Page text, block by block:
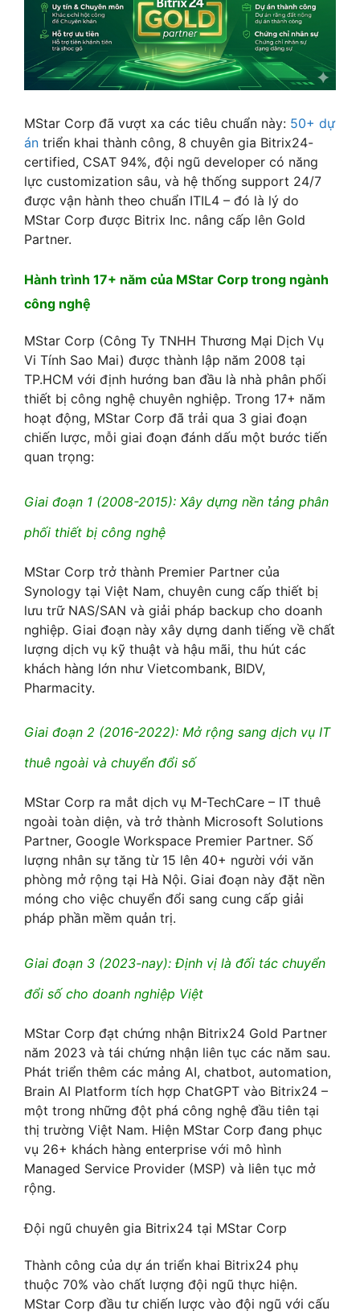
MStar Corp đã vượt xa các tiêu chuẩn này: 50+ dự
án triển khai thành công, 8 chuyên gia Bitrix24-
certified, CSAT 94%, đội ngũ developer có năng
lực customization sâu, và hệ thống support 24/7
được vận hành theo chuẩn ITIL4 – đó là lý do
MStar Corp được Bitrix Inc. nâng cấp lên Gold
Partner.
Hành trình 17+ năm của MStar Corp trong ngành
công nghệ
MStar Corp (Công Ty TNHH Thương Mại Dịch Vụ
Vi Tính Sao Mai) được thành lập năm 2008 tại
TP.HCM với định hướng ban đầu là nhà phân phối
thiết bị công nghệ chuyên nghiệp. Trong 17+ năm
hoạt động, MStar Corp đã trải qua 3 giai đoạn
chiến lược, mỗi giai đoạn đánh dấu một bước tiến
quan trọng:
Giai đoạn 1 (2008-2015): Xây dựng nền tảng phân
phối thiết bị công nghệ
MStar Corp trở thành Premier Partner của
Synology tại Việt Nam, chuyên cung cấp thiết bị
lưu trữ NAS/SAN và giải pháp backup cho doanh
nghiệp. Giai đoạn này xây dựng danh tiếng về chất
lượng dịch vụ kỹ thuật và hậu mãi, thu hút các
khách hàng lớn như Vietcombank, BIDV,
Pharmacity.
Giai đoạn 2 (2016-2022): Mở rộng sang dịch vụ IT
thuê ngoài và chuyển đổi số
MStar Corp ra mắt dịch vụ M-TechCare – IT thuê
ngoài toàn diện, và trở thành Microsoft Solutions
Partner, Google Workspace Premier Partner. Số
lượng nhân sự tăng từ 15 lên 40+ người với văn
phòng mở rộng tại Hà Nội. Giai đoạn này đặt nền
móng cho việc chuyển đổi sang cung cấp giải
pháp phần mềm quản trị.
Giai đoạn 3 (2023-nay): Định vị là đối tác chuyển
đổi số cho doanh nghiệp Việt
MStar Corp đạt chứng nhận Bitrix24 Gold Partner
năm 2023 và tái chứng nhận liên tục các năm sau.
Phát triển thêm các mảng AI, chatbot, automation,
Brain AI Platform tích hợp ChatGPT vào Bitrix24 –
một trong những đột phá công nghệ đầu tiên tại
thị trường Việt Nam. Hiện MStar Corp đang phục
vụ 26+ khách hàng enterprise với mô hình
Managed Service Provider (MSP) và liên tục mở
rộng.
Đội ngũ chuyên gia Bitrix24 tại MStar Corp
Thành công của dự án triển khai Bitrix24 phụ
thuộc 70% vào chất lượng đội ngũ thực hiện.
MStar Corp đầu tư chiến lược vào đội ngũ với cấu